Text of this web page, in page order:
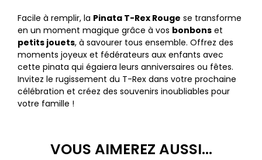
Facile à remplir, la Pinata T-Rex Rouge se transforme
en un moment magique grâce à vos bonbons et
petits jouets, à savourer tous ensemble. Offrez des
moments joyeux et fédérateurs aux enfants avec
cette pinata qui égaiera leurs anniversaires ou fêtes.
Invitez le rugissement du T-Rex dans votre prochaine
célébration et créez des souvenirs inoubliables pour
votre famille !
VOUS AIMEREZ AUSSI...